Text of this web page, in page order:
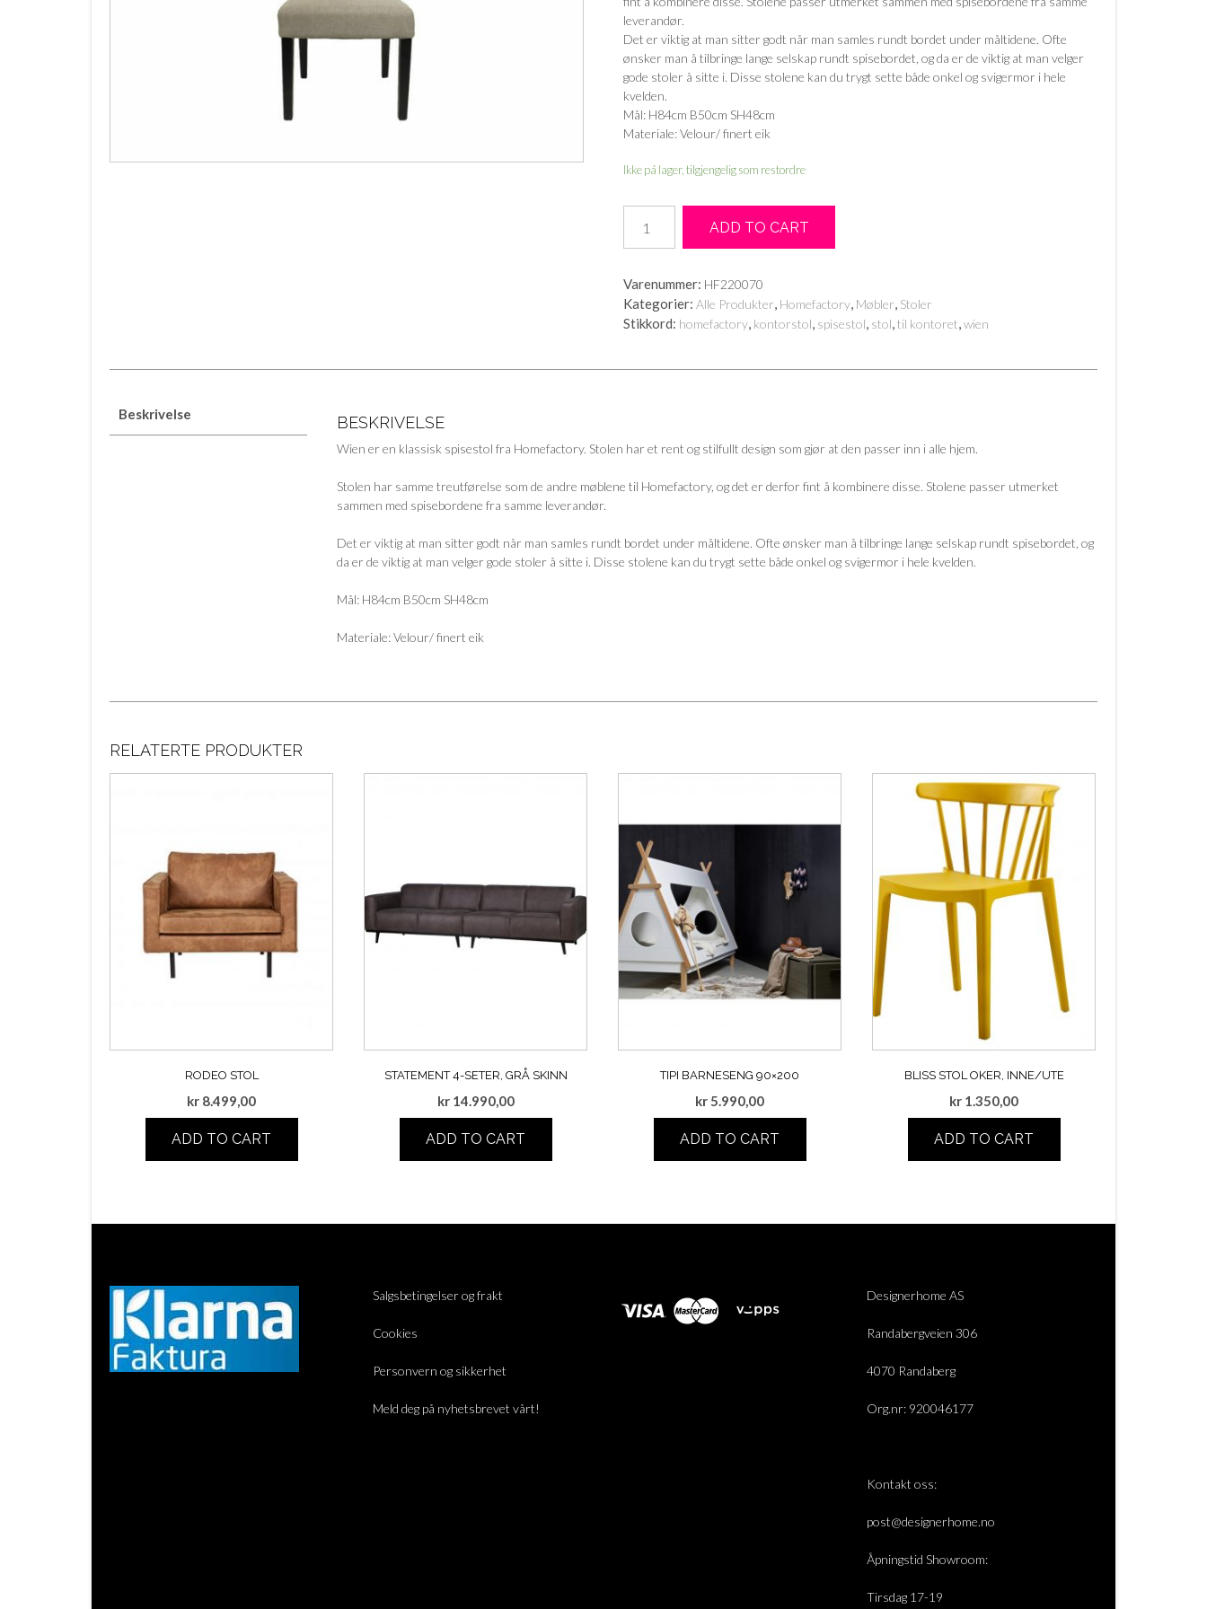
leverandør.
Det er viktig at man sitter godt når man samles rundt bordet under måltidene. Ofte
ønsker man å tilbringe lange selskap rundt spisebordet, og da er de viktig at man velger
gode stoler å sitte i. Disse stolene kan du trygt sette både onkel og svigermor i hele
kvelden.
Mål: H84cm B50cm SH48cm
Materiale: Velour/ finert eik
Ikke på lager, tilgjengelig som restordre
spisestol
-
velour
antall
ADD TO CART
Varenummer: HF220070
Kategorier: Alle Produkter, Homefactory, Møbler, Stoler
Stikkord: homefactory, kontorstol, spisestol, stol,til kontoret,wien
Beskrivelse BESKRIVELSE
Wien er en klassisk spisestol fra Homefactory. Stolen har et rent og stilfullt design som gjør at den passer inn i alle hjem.
Stolen har samme treutførelse som de andre møblene til Homefactory, og det er derfor fint å kombinere disse. Stolene passer utmerket
sammen med spisebordene fra samme leverandør.
Det er viktig at man sitter godt når man samles rundt bordet under måltidene. Ofte ønsker man å tilbringe lange selskap rundt spisebordet, og
da er de viktig at man velger gode stoler å sitte i. Disse stolene kan du trygt sette både onkel og svigermor i hele kvelden.
Mål: H84cm B50cm SH48cm
Materiale: Velour/ finert eik
RELATERTE PRODUKTER
RODEO STOL
kr 8.499,00
ADD TO CART
STATEMENT 4-SETER, GRÅ SKINN
kr14.990,00
ADD TO CART
TIPI BARNESENG 90×200
kr 5.990,00
ADD TO CART
BLISS STOL OKER, INNE/UTE
kr 1.350,00
ADD TO CART
Salgsbetingelser og frakt
Cookies
Personvern og sikkerhet
Meld deg på nyhetsbrevet vårt!
Designerhome AS
Randabergveien 306
4070 Randaberg
Org.nr: 920046177
Kontakt oss:
post@designerhome.no
Åpningstid Showroom:
Tirsdag 17-19